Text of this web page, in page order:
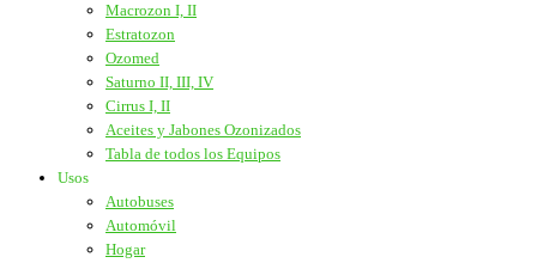
Macrozon I, II
Estratozon
Ozomed
Saturno II, III, IV
Cirrus I, II
Aceites y Jabones Ozonizados
Tabla de todos los Equipos
Usos
Autobuses
Automóvil
Hogar